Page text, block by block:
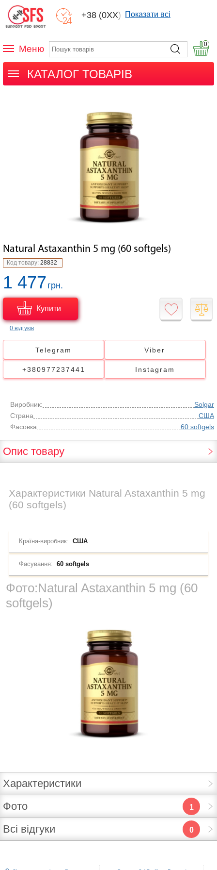
+38 (0XX) XXXПоказати всі
Меню 0
КАТАЛОГ ТОВАРІВ
Natural Astaxanthin 5 mg (60 softgels)
Код товару: 28832
1 477 грн.
Купити
0 відгуків
Telegram Viber
+380977237441 Instagram
Виробник:
Solgar
Страна
США
Фасовка
60 softgels
Опис товару
Характеристики Natural Astaxanthin 5 mg
(60 softgels)
Країна-виробник: США
Фасування: 60 softgels
Фото:Natural Astaxanthin 5 mg (60
softgels)
Характеристики
Фото
1
Всі відгуки 0